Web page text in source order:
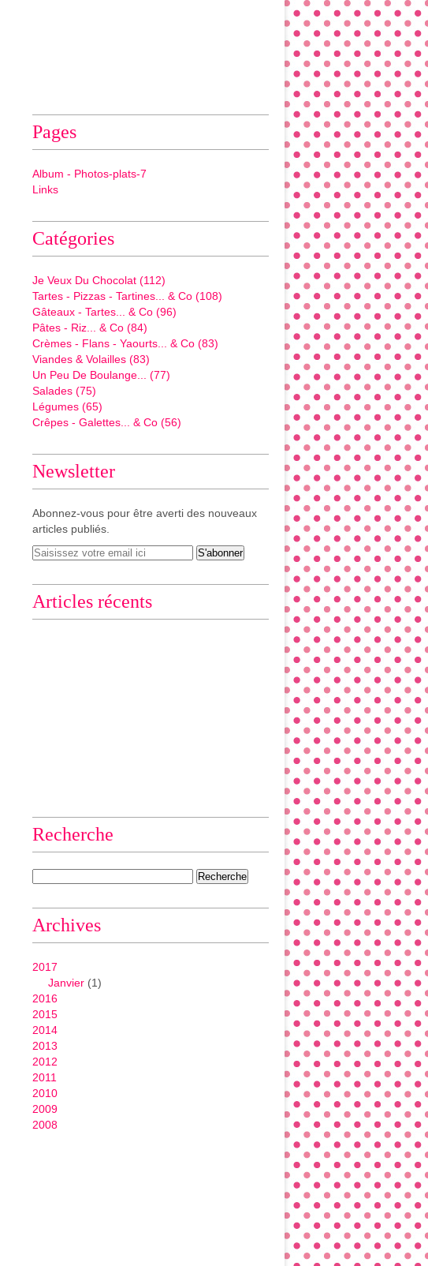
Pages
Album - Photos-plats-7
Links
Catégories
Je Veux Du Chocolat (112)
Tartes - Pizzas - Tartines... & Co (108)
Gâteaux - Tartes... & Co (96)
Pâtes - Riz... & Co (84)
Crèmes - Flans - Yaourts... & Co (83)
Viandes & Volailles (83)
Un Peu De Boulange...
(77)
Salades (75)
Légumes (65)
Crêpes - Galettes... & Co (56)
Newsletter
Abonnez-vous pour être averti des nouveaux
articles publiés.
Articles récents
Recherche
Archives
2017
Janvier (1)
2016
2015
2014
2013
2012
2011
2010
2009
2008